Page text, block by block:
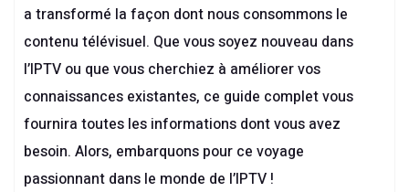
a transformé la façon dont nous consommons le
contenu télévisuel. Que vous soyez nouveau dans
l’IPTV ou que vous cherchiez à améliorer vos
connaissances existantes, ce guide complet vous
fournira toutes les informations dont vous avez
besoin. Alors, embarquons pour ce voyage
passionnant dans le monde de l’IPTV !